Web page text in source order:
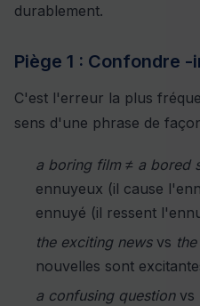
durablement.
Piège 1 : Confondre
C'est l'erreur la plus
sens d'une phrase de
a boring film ≠ a bored
ennuyeux (il cause
ennuyé (il ressent
the exciting newsvs
nouvelles sont
a confusing questionvs